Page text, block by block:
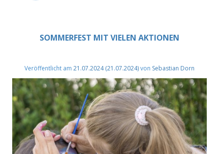
SOMMERFEST MIT VIELEN AKTIONEN
Veröffentlicht am 21.07.2024(21.07.2024)von Sebastian Dorn